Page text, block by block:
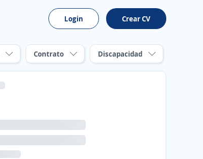
Login Crear CV
Contrato Discapacidad